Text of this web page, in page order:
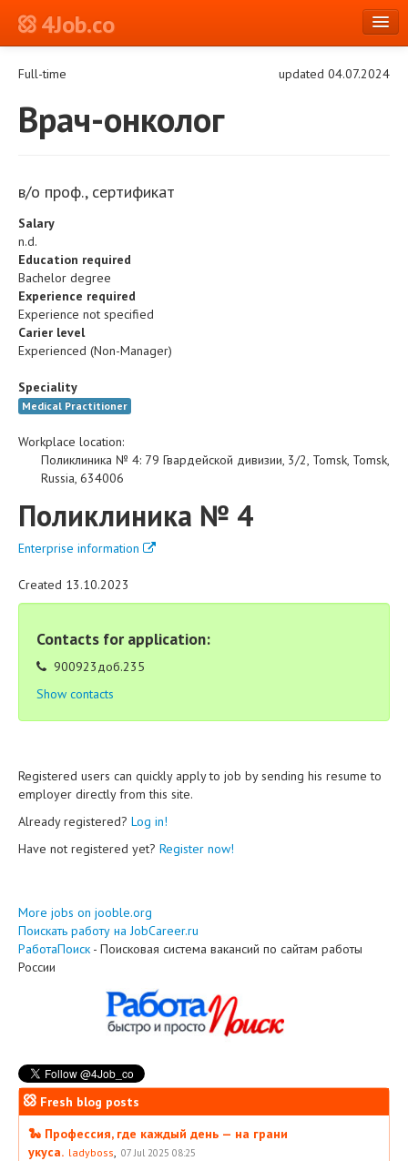
4Job.co
Full-time updated 04.07.2024
Врач-онколог
в/о проф., сертификат
Salary
n.d.
Education required
Bachelor degree
Experience required
Experience not specified
Carier level
Experienced (Non-Manager)
Speciality
Medical Practitioner
Workplace location:
Поликлиника № 4: 79 Гвардейской дивизии, 3/2, Tomsk, Tomsk,
Russia, 634006
Поликлиника № 4
Enterprise information
Created 13.10.2023
Contacts for application:
900923доб.235
Show contacts
Registered users can quickly apply to job by sending his resume to
employer directly from this site.
Already registered? Log in!
Have not registered yet? Register now!
More jobs on jooble.org
Поискать работу на JobCareer.ru
РаботаПоиск - Поисковая система вакансий по сайтам работы
России
Fresh blog posts
🐍 Профессия, где каждый день — на грани
укуса. ladyboss 07 Jul 2025 08:25